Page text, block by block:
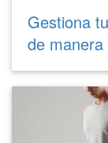
Gestiona
de